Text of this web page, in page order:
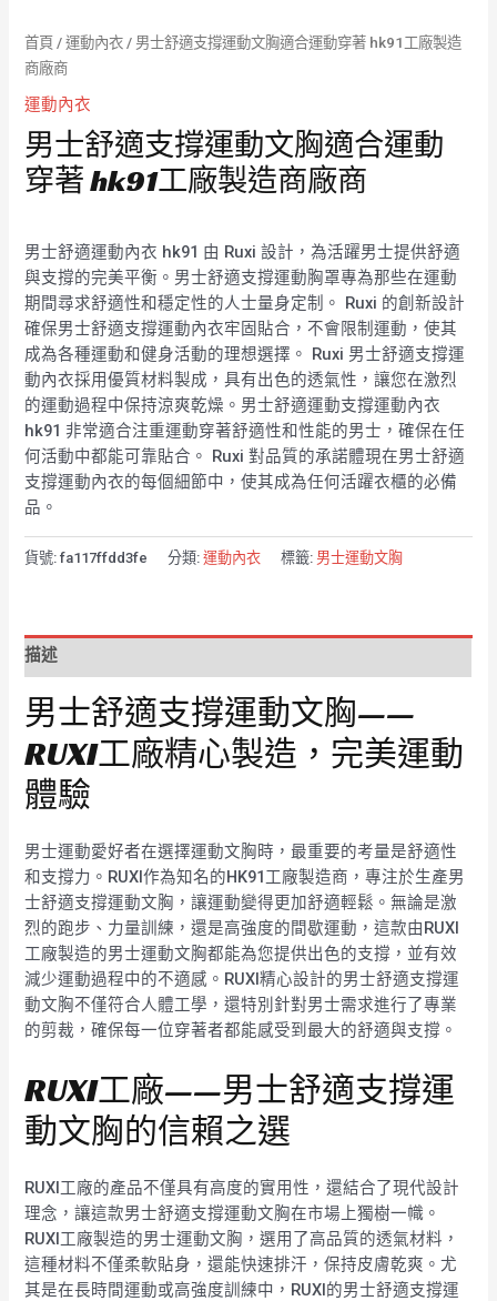
首頁 /運動內衣 / 男士舒適支撐運動文胸適合運動穿著 hk91工廠製造
商廠商
運動內衣
男士舒適支撐運動文胸適合運動
穿著 hk91工廠製造商廠商
男士舒適運動內衣 hk91 由 Ruxi 設計，為活躍男士提供舒適
與支撐的完美平衡。男士舒適支撐運動胸罩專為那些在運動
期間尋求舒適性和穩定性的人士量身定制。 Ruxi 的創新設計
確保男士舒適支撐運動內衣牢固貼合，不會限制運動，使其
成為各種運動和健身活動的理想選擇。 Ruxi 男士舒適支撐運
動內衣採用優質材料製成，具有出色的透氣性，讓您在激烈
的運動過程中保持涼爽乾燥。男士舒適運動支撐運動內衣
hk91 非常適合注重運動穿著舒適性和性能的男士，確保在任
何活動中都能可靠貼合。 Ruxi 對品質的承諾體現在男士舒適
支撐運動內衣的每個細節中，使其成為任何活躍衣櫃的必備
品。
貨號:fa117ffdd3fe 分類:運動內衣 標籤: 男士運動文胸
描述
男士舒適支撐運動文胸——
RUXI工廠精心製造，完美運動
體驗
男士運動愛好者在選擇運動文胸時，最重要的考量是舒適性
和支撐力。RUXI作為知名的HK91工廠製造商，專注於生產男
士舒適支撐運動文胸，讓運動變得更加舒適輕鬆。無論是激
烈的跑步、力量訓練，還是高強度的間歇運動，這款由RUXI
工廠製造的男士運動文胸都能為您提供出色的支撐，並有效
減少運動過程中的不適感。RUXI精心設計的男士舒適支撐運
動文胸不僅符合人體工學，還特別針對男士需求進行了專業
的剪裁，確保每一位穿著者都能感受到最大的舒適與支撐。
RUXI工廠——男士舒適支撐運
動文胸的信賴之選
RUXI工廠的產品不僅具有高度的實用性，還結合了現代設計
理念，讓這款男士舒適支撐運動文胸在市場上獨樹一幟。
RUXI工廠製造的男士運動文胸，選用了高品質的透氣材料，
這種材料不僅柔軟貼身，還能快速排汗，保持皮膚乾爽。尤
其是在長時間運動或高強度訓練中，RUXI的男士舒適支撐運